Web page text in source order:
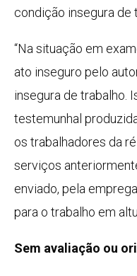
condição insegura de
“Na situação em
ato inseguro pelo
insegura de trabalho.
testemunhal
os trabalhadores da
serviços
enviado, pela
para o trabalho em
Sem avaliação ou